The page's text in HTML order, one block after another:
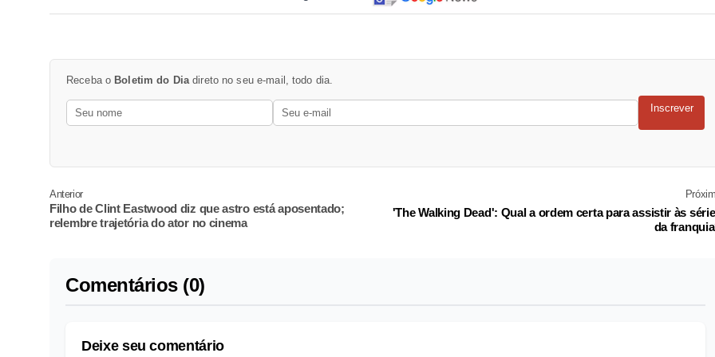
Receba o Boletim do Diadireto no seu e-mail, todo dia.
Inscrever
Anterior
Filho de Clint Eastwood diz que astro está aposentado;
relembre trajetória do ator no cinema
'The Walking Dead': Qual a ordem certa para assistir às
da
Comentários (0)
Deixe seu comentário